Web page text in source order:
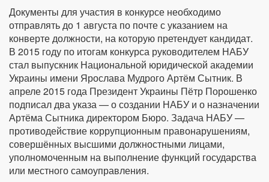
Документы для участия в конкурсе необходимо
отправлять до 1 августа по почте с указанием на
конверте должности, на которую претендует кандидат.
В 2015 году по итогам конкурса руководителем НАБУ
стал выпускник Национальной юридической академии
Украины имени Ярослава Мудрого Артём Сытник. В
апреле 2015 года Президент Украины Пётр Порошенко
подписал два указа — о создании НАБУ и о назначении
Артёма Сытника директором Бюро. Задача НАБУ —
противодействие коррупционным правонарушениям,
совершённых высшими должностными лицами,
уполномоченным на выполнение функций государства
или местного самоуправления.